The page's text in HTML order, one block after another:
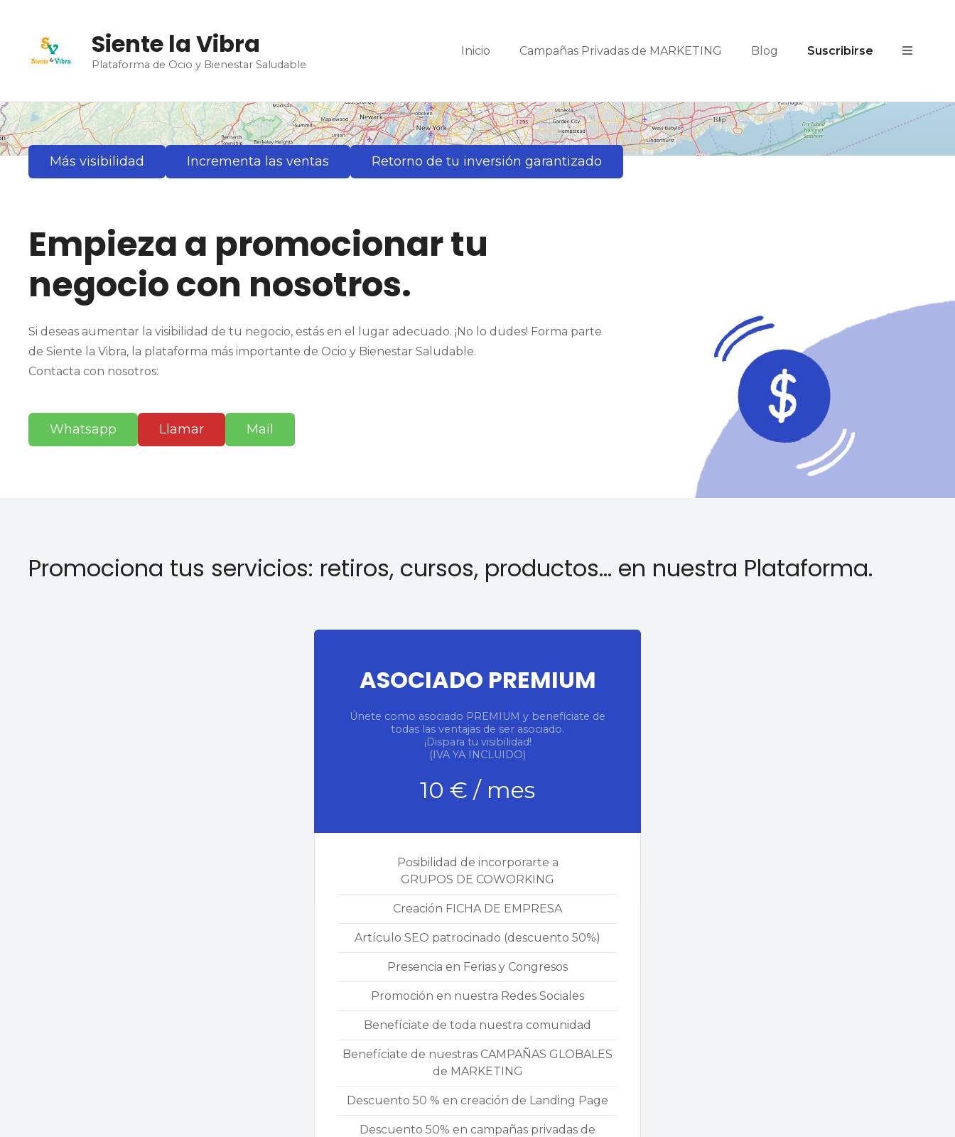
a
l
c
Siente la Vibra
Plataforma de Ocio y Bienestar Saludable
Inicio Campañas Privadas de MARKETING Blog Suscribirse
Más visibilidad Incrementa las ventas Retorno de tu inversión garantizado
Empieza a promocionar tu
negocio con nosotros.
Si deseas aumentar la visibilidad de tu negocio, estás en el lugar adecuado. ¡No lo dudes! Forma parte
de Siente la Vibra, la plataforma más importante de Ocio y Bienestar Saludable.
Contacta con nosotros:
Whatsapp Llamar Mail
Promociona tus servicios: retiros, cursos, productos… en nuestra Plataforma.
ASOCIADO PREMIUM
Únete como asociado PREMIUM y benefíciate de
todas las ventajas de ser asociado.
¡Dispara tu visibilidad!
(IVA YA INCLUIDO)
10 € / mes
Posibilidad de incorporarte a
GRUPOS DE COWORKING
Creación FICHA DE EMPRESA
Artículo SEO patrocinado (descuento 50%)
Presencia en Ferias y Congresos
Promoción en nuestra Redes Sociales
Benefíciate de toda nuestra comunidad
Benefíciate de nuestras CAMPAÑAS GLOBALES
de MARKETING
Descuento 50 % en creación de Landing Page
Descuento 50% en campañas privadas de